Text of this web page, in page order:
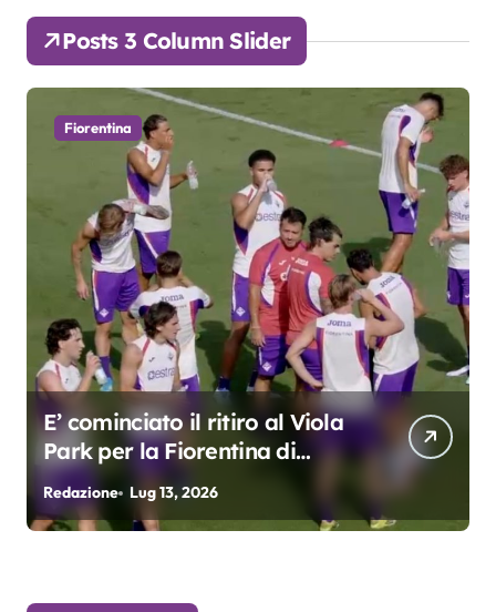
Posts 3 Column Slider
Fiorentina
E’ cominciato il ritiro al Viola
Park per la Fiorentina di
Grosso
Redazione Lug 13, 2026